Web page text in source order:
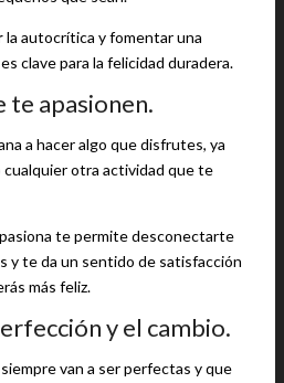
la autocrítica y fomentar una
clave para la felicidad duradera.
te apasionen.
a hacer algo que disfrutes, ya
cualquier otra actividad que te
te permite desconectarte
y te da un sentido de satisfacción
más feliz.
y el cambio.
van a ser perfectas y que